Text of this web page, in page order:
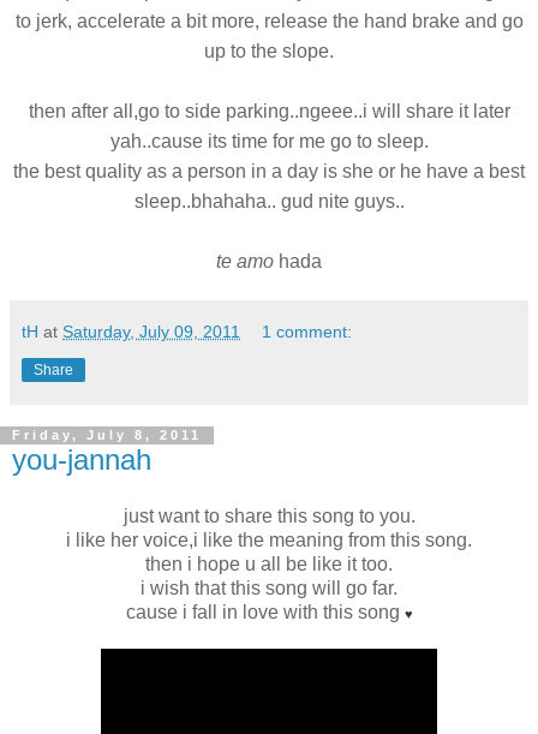
to jerk, accelerate a bit more, release the hand brake and go
up to the slope.
then after all,go to side parking..ngeee..i will share it later
yah..cause its time for me go to sleep.
the best quality as a person in a day is she or he have a best
sleep..bhahaha.. gud nite guys..
te amo hada
tH at Saturday, July 09, 2011 1 comment:
Share
Friday, July 8, 2011
you-jannah
just want to share this song to you.
i like her voice,i like the meaning from this song.
then i hope u all be like it too.
i wish that this song will go far.
cause i fall in love with this song ♥